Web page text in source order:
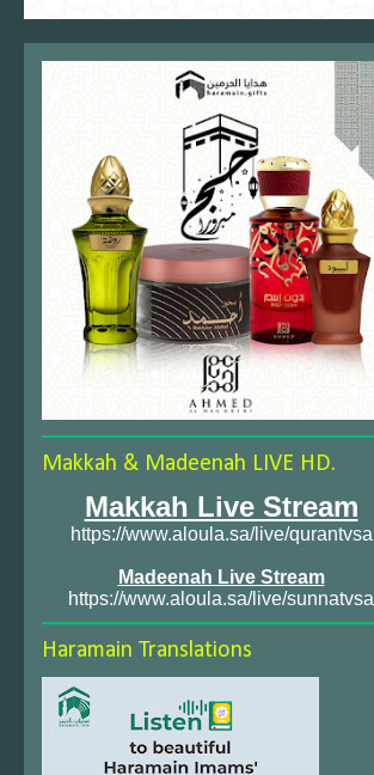
Makkah & Madeenah LIVE HD.
Makkah Live Stream
https://www.aloula.sa/live/qurantvsa
Madeenah Live Stream
https://www.aloula.sa/live/sunnatvsa
Haramain Translations